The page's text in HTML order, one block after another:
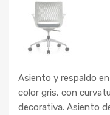
Asiento y respaldo
color gris, con
decorativa. Asiento